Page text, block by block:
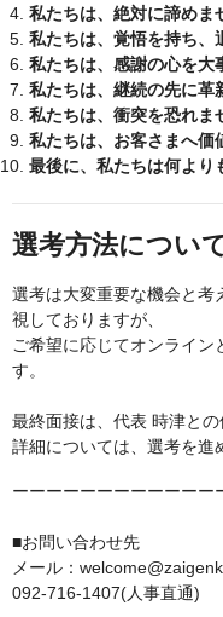
私たちは、絶対に諦めま
私たちは、覚悟を持ち、
私たちは、感謝の心を大
私たちは、継続の先に革
私たちは、衝突を恐れま
私たちは、お客さまへ価
最後に、私たちは何より
選考方法につい
選考は大変重要な機会と考
視しておりますが、
ご希望に応じてオンライ
す。
最終面接は、代表 時津との
詳細については、選考を進
ーーーーーーーーーーーー
■お問い合わせ先
メール：
092-716-1407(人事直通)